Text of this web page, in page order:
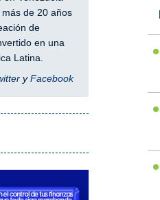
de 20 años
de
en una
Latina.
yFacebook